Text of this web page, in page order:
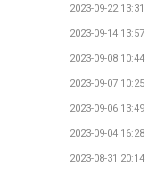
2023-09-22 13:31
2023-09-14 13:57
2023-09-08 10:44
2023-09-07 10:25
2023-09-06 13:49
2023-09-04 16:28
2023-08-31 20:14